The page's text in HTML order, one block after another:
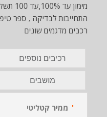
התחייבות לבדיקה , ספר
רכבים מדגמים שונים
רכיבים נוספים
מושבים
ממיר קטליטי